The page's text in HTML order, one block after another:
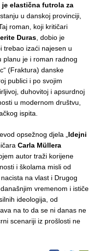
je elastična futrola za
u danskoj provinciji,
roman, koji kritičari
Duras , dobio je
trebao izaći najesen u
planu je i roman radnog
c“ (Fraktura) danske
publici i po svojim
duhovitoj i apsurdnoj
u modernom društvu,
ispita.
opsežnog djela „ Idejni
Carla Müllera
autor traži korijene
i školama misli od
na vlast i Drugog
vremenom i ističe
ideologija, od
na to da se ni danas ne
scenariji iz prošlosti ne